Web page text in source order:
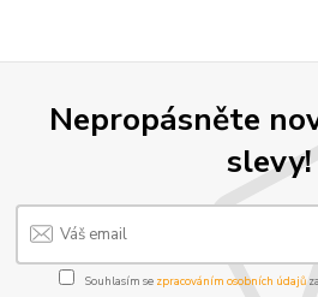
Nepropásněte
slevy!
Souhlasím se zpracováním osobních údajů